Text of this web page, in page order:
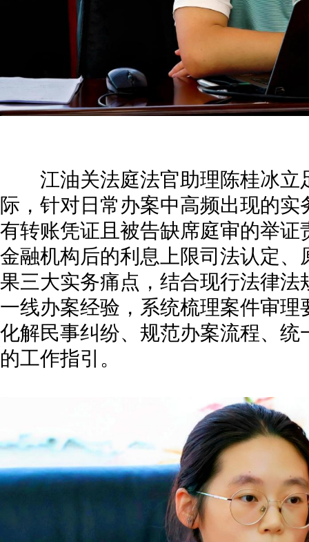
江油关法庭法官助理陈桂冰立
际，针对日常办案中高频出现的
有转账凭证且被告缺席庭审的举
金融机构后的利息上限司法认定
果三大实务痛点，结合现行法律
一线办案经验，系统梳理案件审
化解民事纠纷、规范办案流程、
的工作指引。